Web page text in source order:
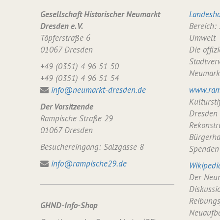
Gesellschaft Historischer Neumarkt
Dresden e. V.
Töpferstraße 6
01067 Dresden
+49 (0351) 4 96 51 50
+49 (0351) 4 96 51 54
info@neumarkt-dresden.de
Der Vorsitzende
Rampische Straße 29
01067 Dresden
Besuchereingang: Salzgasse 8
info@rampische29.de
GHND-Info-Shop
Umwelt
Die
Dresden
Spenden
Der